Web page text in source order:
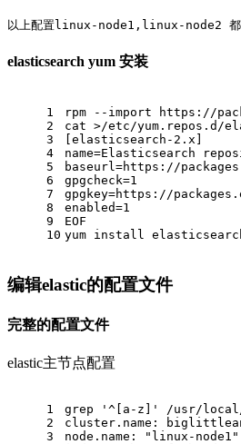
以上配置linux-node1,linux-node2 都
elasticsearch yum 安装
1
2
3
4
5
6
7
8
9
10
rpm --import https://
cat >/etc/yum.repos.d/
[elasticsearch-2.x]
name=Elasticsearch
baseurl=https://
gpgcheck=1
gpgkey=https://
enabled=1
EOF
yum install
编辑elastic的配置文件
完整的配置文件
elastic主节点配置
1
2
3
grep '^[a-z]' /usr/
cluster.name:
node.name: "linux-node1"